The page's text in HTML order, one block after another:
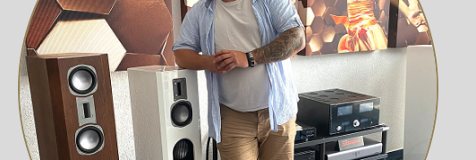
Schallverteilung, während ein robuster Hybrid-Sockel aus Holz
Vielfalt für jedes Setup
Die EVO 5 Serie ist modular aufgebaut und bietet Lösungen für
hin zum CenterlautsprecherEVO 5.Cfür hochwertige Heimkino-
– für stilvollen Klanggenuss in jedem Raum.